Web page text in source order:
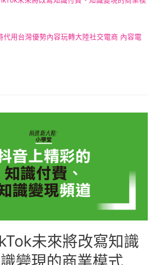
代用台灣優勢內容玩轉大陸社交電商 內容電
未來將改寫知識
變現的商業模式